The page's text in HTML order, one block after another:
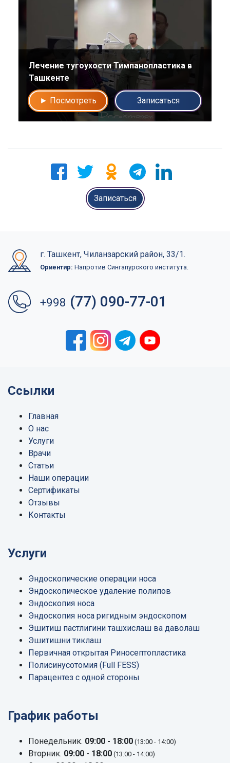
Лечение тугоухости Тимпанопластика в
Ташкенте
► Посмотреть Записаться
Записаться
г. Ташкент, Чиланзарский район, 33/1.
Ориентир: Напротив Сингапурского института.
+998 (77) 090-77-01
Ссылки
Главная
О нас
Услуги
Врачи
Статьи
Наши операции
Сертификаты
Отзывы
Контакты
Услуги
Эндоскопические операции носа
Эндоскопическое удаление полипов
Эндоскопия носа
Эндоскопия носа ригидным эндоскопом
Эшитиш пастлигини ташхислаш ва даволаш
Эшитишни тиклаш
Первичная открытая Риносептопластика
Полисинусотомия (Full FESS)
Парацентез с одной стороны
График работы
Понедельник. 09:00 - 18:00 (13:00 - 14:00)
Вторник. 09:00 - 18:00 (13:00 - 14:00)